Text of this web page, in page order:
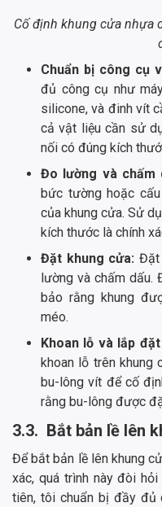
Cố định khung cửa nhựa
Chuẩn bị công cụ
đủ công cụ như
silicone, và đinh vít
cả vật liệu cần sử
nối có đúng kích
Đo lường và chấm
bức tường hoặc
của khung cửa. Sử
kích thước là chính
Đặt khung cửa: Đặt
lường và chấm dấu.
bảo rằng khung
méo.
Khoan lỗ và lắp
khoan lỗ trên
bu-lông vít để cố
rằng bu-lông được
3.3. Bắt bản lề lên
Để bắt bản lề lên khung
xác, quá trình này đòi
tiên, tôi chuẩn bị đầy đủ